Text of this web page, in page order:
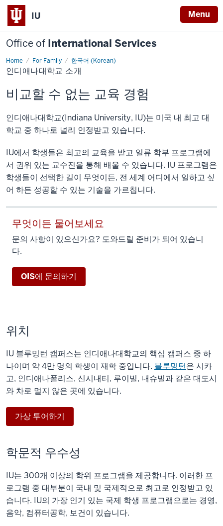
IU Menu
Office of International Services
Home For Family
한국어 (Korean)
인
디
나
대
소
개
인디애나대학교 소개
비교할 수 없는 교육 경험
인디애나대학교(Indiana University, IU)는 미국 내 최고 대
학교 중 하나로 널리 인정받고 있습니다.
IU에서 학생들은 최고의 교육을 받고 일류 학부 프로그램에
서 권위 있는 교수진을 통해 배울 수 있습니다. IU 프로그램은
학생들이 선택한 길이 무엇이든, 전 세계 어디에서 일하고 싶
어 하든 성공할 수 있는 기술을 가르칩니다.
무엇이든 물어보세요
문의 사항이 있으신가요? 도와드릴 준비가 되어 있습니
다.
OIS에 문의하기
위치
IU 블루밍턴 캠퍼스는 인디애나대학교의 핵심 캠퍼스 중 하
나이며 약 4만 명의 학생이 재학 중입니다. 블루밍턴은 시카
고, 인디애나폴리스, 신시내티, 루이빌, 내슈빌과 같은 대도시
와 차로 멀지 않은 곳에 있습니다.
가상 투어하기
학문적 우수성
IU는 300개 이상의 학위 프로그램을 제공합니다. 이러한 프
로그램 중 대부분이 국내 및 국제적으로 최고로 인정받고 있
습니다. IU의 가장 인기 있는 국제 학생 프로그램으로는 경영,
음악, 컴퓨터공학, 보건이 있습니다.